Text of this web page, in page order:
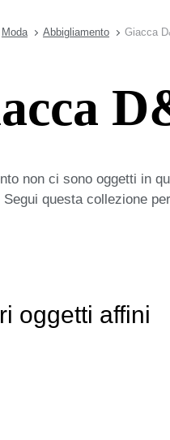
Moda Abbigliamento Giacca
non ci sono oggetti in
questa collezione
oggetti affini